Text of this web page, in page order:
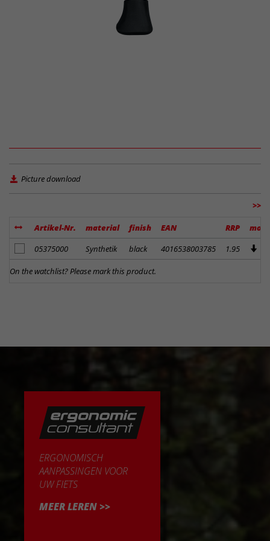
Picture download
>>
Artikel-Nr. material finish EAN RRP
more
add to notes
05375000 Synthetik black 4016538003785 1.95
On the watchlist? Please mark this product.
ERGONOMISCH
AANPASSINGEN VOOR
UW FIETS
MEER LEREN >>